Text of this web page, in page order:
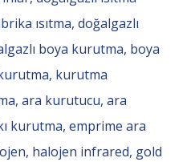
ısıtma, doğalgazlı
boya kurutma, boya
kurutma
ara kurutucu, ara
kurutma, emprime ara
halojen infrared, gold